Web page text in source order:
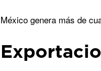
México genera más de